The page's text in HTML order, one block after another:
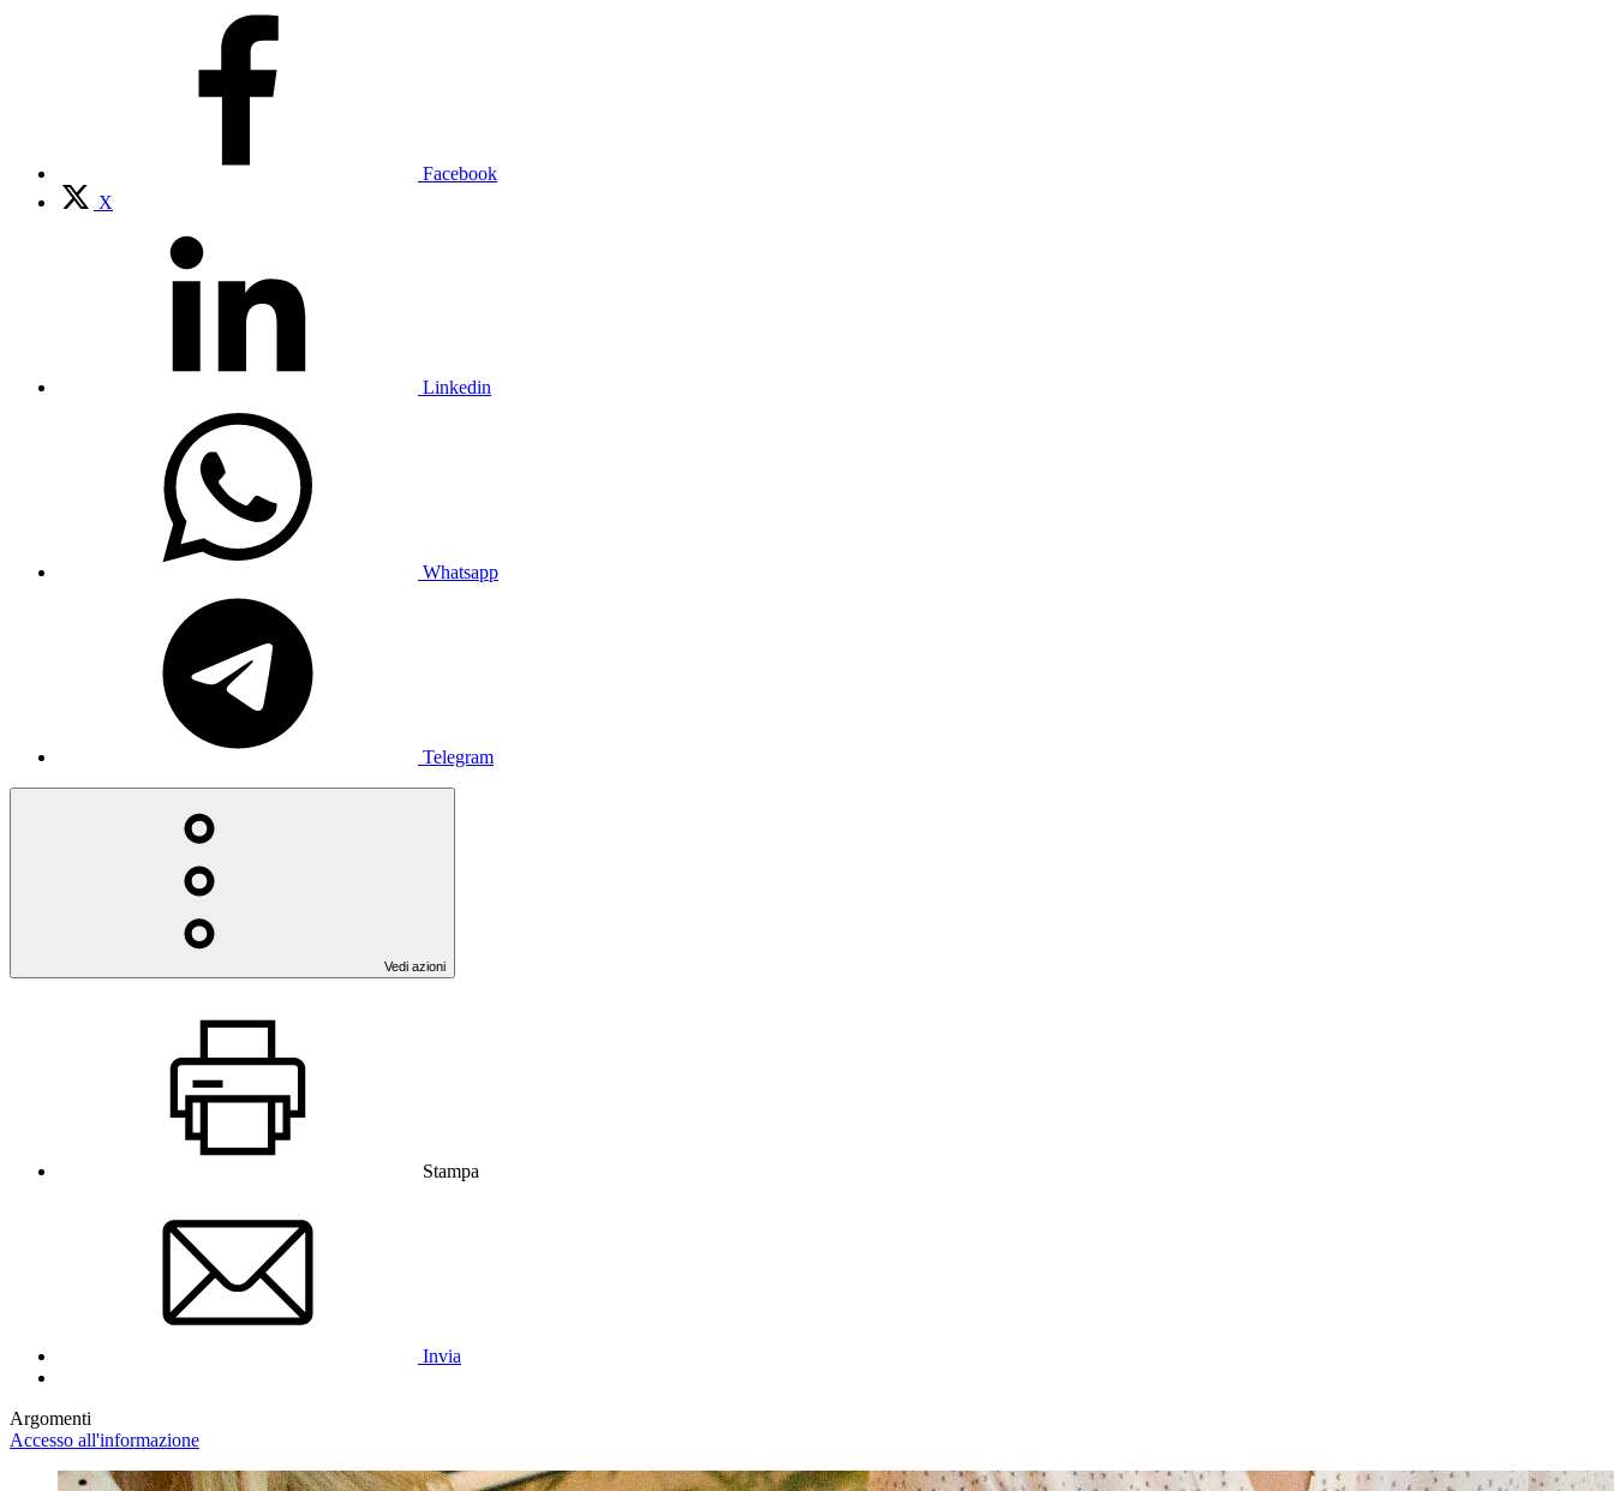
Facebook
X
Linkedin
Whatsapp
Telegram
Vedi azioni
Stampa
Invia
Argomenti
Accesso all'informazione